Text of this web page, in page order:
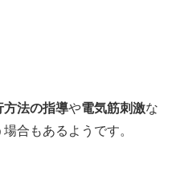
方法の指導や電気筋刺激な
合もあるようです。